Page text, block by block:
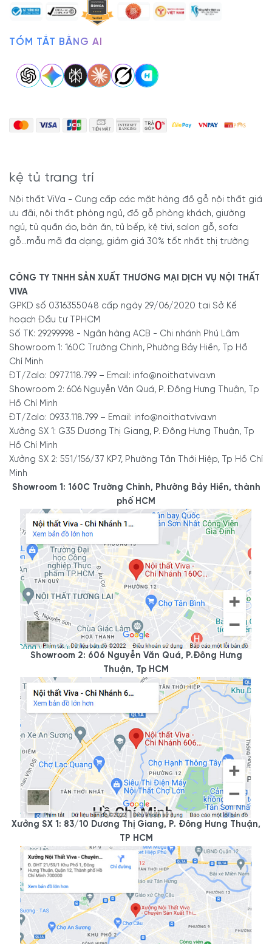
kệ tủ trang trí
Nội thất ViVa - Cung cấp các mặt hàng đồ gỗ nội thất giá
ưu đãi, nội thất phòng ngủ, đồ gỗ phòng khách, giường
ngủ, tủ quần áo, bàn ăn, tủ bếp, kệ tivi, salon gỗ, sofa
gỗ...mẫu mã đa dạng, giảm giá 30% tốt nhất thị trường
TÓM TẮT BẰNG AI
CÔNG TY TNHH SẢN XUẤT THƯƠNG MẠI DỊCH VỤ NỘI THẤT
VIVA
GPKD số 0316355048 cấp ngày 29/06/2020 tại Sở Kế
hoạch Đầu tư TPHCM
Số TK: 29299998 - Ngân hàng ACB - Chi nhánh Phú Lâm
Showroom 1: 160C Trường Chinh, Phường Bảy Hiền, Tp Hồ
Chí Minh
ĐT/Zalo: 0977.118.799 – Email: info@noithatviva.vn
Showroom 2: 606 Nguyễn Văn Quá, P. Đông Hưng Thuận, Tp
Hồ Chí Minh
ĐT/Zalo: 0933.118.799 – Email: info@noithatviva.vn
Xưởng SX 1: G35 Dương Thị Giang, P. Đông Hưng Thuận, Tp
Hồ Chí Minh
Xưởng SX 2: 551/156/37 KP7, Phường Tân Thới Hiệp, Tp Hồ Chí
Minh
Showroom 1: 160C Trường Chinh, Phường Bảy Hiền, thành
phố HCM
Showroom 2: 606 Nguyễn Văn Quá, P.Đông Hưng
Thuận, Tp HCM
Xưởng SX 1: 83/10 Dương Thị Giang, P. Đông Hưng Thuận,
TP HCM